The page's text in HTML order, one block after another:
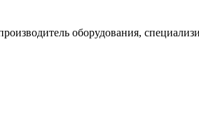
оборудования,